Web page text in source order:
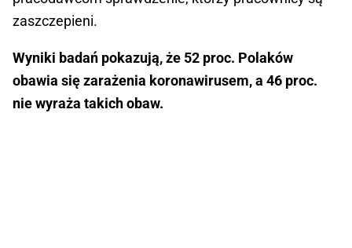
zaszczepieni.
Wyniki badań pokazują, że 52 proc. Polaków
obawia się zarażenia koronawirusem, a 46 proc.
nie wyraża takich obaw.